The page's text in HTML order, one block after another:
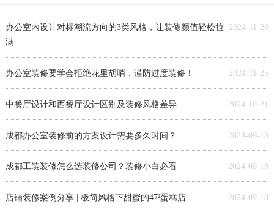
2024-11-26
办公室内设计对标潮流方向的3类风格，让装修颜值轻松拉
满
2024-11-25
办公室装修要学会拒绝花里胡哨，谨防过度装修！
2024-10-21
中餐厅设计和西餐厅设计区别及装修风格差异
2024-09-18
成都办公室装修前的方案设计需要多久时间？
2024-09-18
成都工装装修怎么选装修公司？装修小白必看
2024-09-18
店铺装修案例分享 | 极简风格下甜蜜的47²蛋糕店